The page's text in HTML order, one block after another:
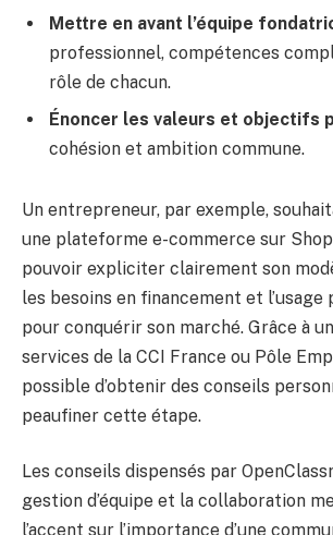
Mettre en avant l’équipe
professionnel, compétences
rôle de chacun.
Énoncer les valeurs et objectifs
cohésion et ambition commune.
Un entrepreneur, par exemple,
une plateforme e-commerce sur
pouvoir expliciter clairement son
les besoins en financement et l’usage
pour conquérir son marché. Grâce à
services de la CCI France ou Pôle
possible d’obtenir des conseils
peaufiner cette étape.
Les conseils dispensés par
gestion d’équipe et la collaboration
l’accent sur l’importance d’une